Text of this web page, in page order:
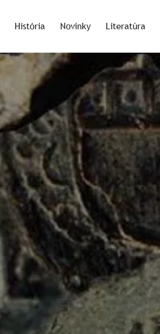
História Novinky Literatúra